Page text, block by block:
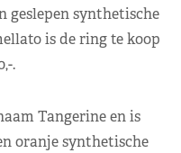
geslepen synthetische
is de ring te koop
.
Tangerine en is
oranje synthetische